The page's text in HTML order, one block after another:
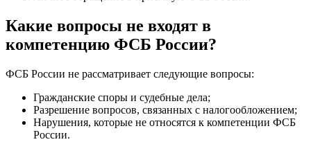
Какие вопросы не входят в
компетенцию ФСБ России?
ФСБ России не рассматривает следующие вопросы:
Гражданские споры и судебные дела;
Разрешение вопросов, связанных с налогообложением;
Нарушения, которые не относятся к компетенции ФСБ
России.